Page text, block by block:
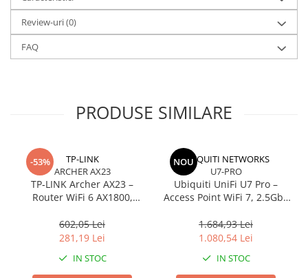
Caști & Microfoane
Caști Business
Căști Gaming & Consumer
Microfoane & Reportofoane
Ecrane Touchscreen Digital Signage
Proiectoare Business
Proiectoare Consumer
Componente
Plăci de Bază Amd
transportat.
Garanție:
24 luni
Review-uri(0)
FAQ
PRODUSE SIMILARE
-53%
TP-LINK
ARCHER AX23
TP‑LINK Archer AX23 –
Router WiFi 6 AX1800,
1024‑QAM
602,05 Lei
281,19 Lei
IN STOC
NOUUBIQUITI NETWORKS
U7-PRO
Ubiquiti UniFi U7 Pro –
Access Point WiFi 7, 2.5GbE
Ceiling‑mount
1.684,93 Lei
1.080,54 Lei
IN STOC